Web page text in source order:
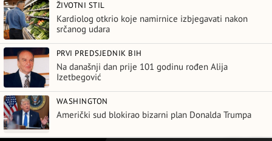
ŽIVOTNI STIL
Kardiolog otkrio koje namirnice izbjegavati nakon
srčanog udara
PRVI PREDSJEDNIK BIH
Na današnji dan prije 101 godinu rođen Alija
Izetbegović
WASHINGTON
Američki sud blokirao bizarni plan Donalda Trumpa